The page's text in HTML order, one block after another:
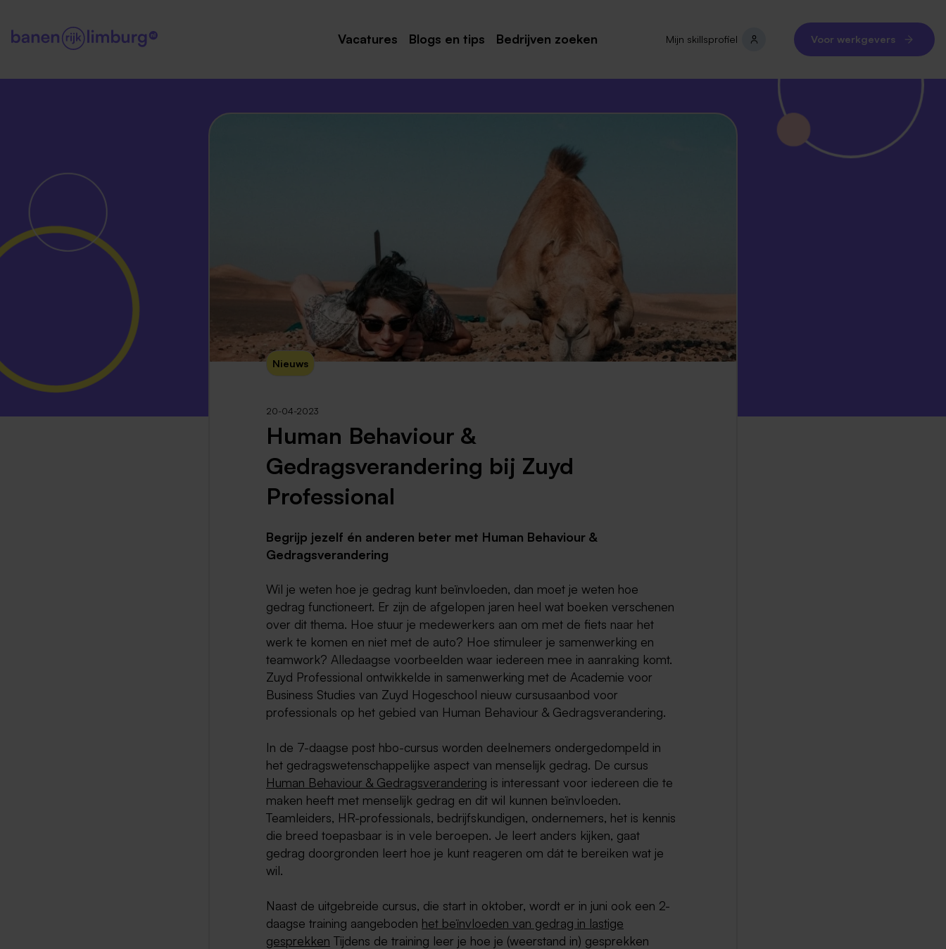
Vacatures
Maastricht
Roermond
Midden-Limburg
Zuid-Limburg
Heerlen
Weert
Kerkrade
Blogs en tips Bedrijven zoeken Mijn skillsprofiel Voor werkgevers
Nieuws
20-04-2023
Human Behaviour &
Gedragsverandering bij Zuyd
Professional
Begrijp jezelf én anderen beter met Human Behaviour &
Gedragsverandering
Wil je weten hoe je gedrag kunt beïnvloeden, dan moet je weten hoe
gedrag functioneert. Er zijn de afgelopen jaren heel wat boeken verschenen
over dit thema. Hoe stuur je medewerkers aan om met de fiets naar het
werk te komen en niet met de auto? Hoe stimuleer je samenwerking en
teamwork? Alledaagse voorbeelden waar iedereen mee in aanraking komt.
Zuyd Professional ontwikkelde in samenwerking met de Academie voor
Business Studies van Zuyd Hogeschool nieuw cursusaanbod voor
professionals op het gebied van Human Behaviour & Gedragsverandering.
In de 7-daagse post hbo-cursus worden deelnemers ondergedompeld in
het gedragswetenschappelijke aspect van menselijk gedrag. De cursus
Human Behaviour & Gedragsverandering is interessant voor iedereen die te
maken heeft met menselijk gedrag en dit wil kunnen beïnvloeden.
Teamleiders, HR-professionals, bedrijfskundigen, ondernemers, het is kennis
die breed toepasbaar is in vele beroepen. Je leert anders kijken, gaat
gedrag doorgronden leert hoe je kunt reageren om dát te bereiken wat je
wil.
Naast de uitgebreide cursus, die start in oktober, wordt er in juni ook een 2-
daagse training aangeboden het beïnvloeden van gedrag in lastige
gesprekken Tijdens de training leer je hoe je (weerstand in) gesprekken